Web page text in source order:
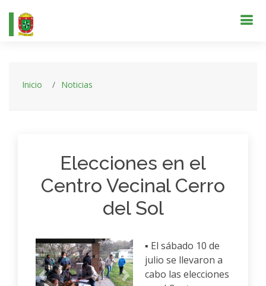
Inicio Noticias
Elecciones en el
Centro Vecinal Cerro
del Sol
Anterior Siguiente
▪️ El sábado 10 de
julio se llevaron a
cabo las elecciones